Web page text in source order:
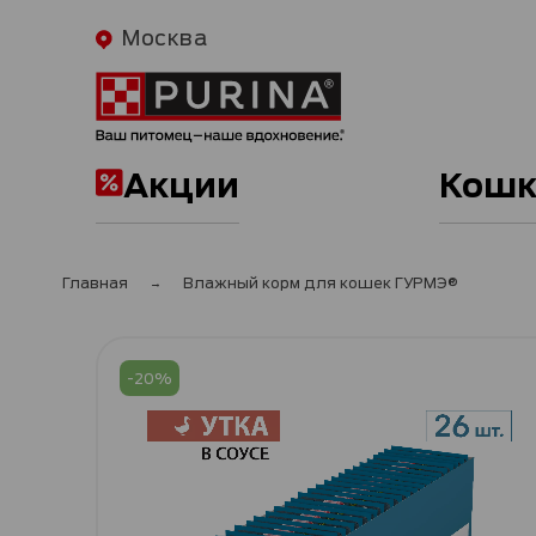
Москва
Акции
Главная Влажный корм для кошек ГУРМЭ®
-20%
перейти
галереям
изображений